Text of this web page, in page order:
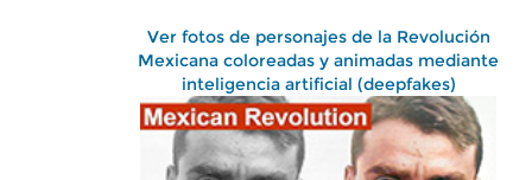
Ver fotos de personajes de la Revolución
Mexicana coloreadas y animadas mediante
inteligencia artificial (deepfakes)